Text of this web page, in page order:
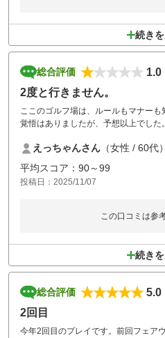
続き
総合評価
1.0
2度と行きません。
ここのゴルフ場は、ルールもマナー
覚悟はありましたが、予想以上でした。
でティーグランドからグリーン狙い。
に緑ティーからプレイ。待たされてる
後ろからは打ち込み2回！注意するも
あまりにも混み過ぎるので、ゴルフ場
ールをこなしました。
スタッフも忙しいのか事務的な作業の
昔は良いゴルフ場だったそうですが、
えっちゃんさん （女性 / 60代）
平均スコア：90～99
投稿日：2025/11/07
この口コミは参
続き
総合評価
5.0
2回目
今年2回目のプレイです。前回フェア